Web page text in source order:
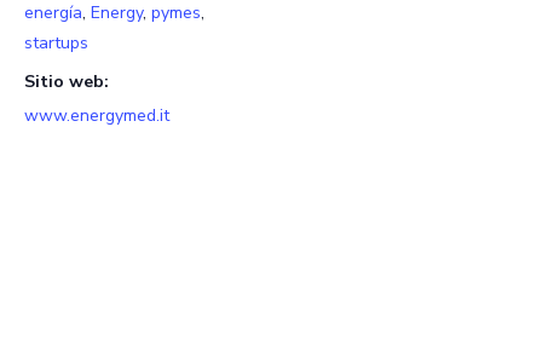
energía, Energy, pymes,
startups
Sitio web:
www.energymed.it